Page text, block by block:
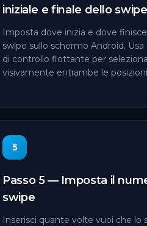
iniziale e finale dello swipe
Imposta dove inizia e dove
swipe sullo schermo Android. Usa
di controllo flottante per
visivamente entrambe le
5
Passo 5 — Imposta il
swipe
Inserisci quante volte vuoi che lo